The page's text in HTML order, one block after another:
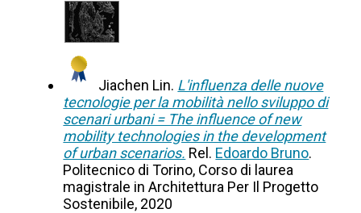
Jiachen Lin. L'influenza delle nuove
tecnologie per la mobilità nello sviluppo di
scenari urbani = The influence of new
mobility technologies in the development
of urban scenarios. Rel. Edoardo Bruno.
Politecnico di Torino, Corso di laurea
magistrale in Architettura Per Il Progetto
Sostenibile, 2020